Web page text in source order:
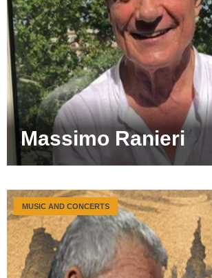
Massimo Ranieri
MUSIC AND CONCERTS